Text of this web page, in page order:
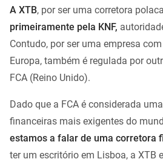
A XTB, por ser uma corretora
primeiramente pela KNF,
Contudo, por ser uma empresa
Europa, também é regulada por
FCA (Reino Unido).
Dado que a FCA é considerada
financeiras mais exigentes do
estamos a falar de uma corretora
ter um escritório em Lisboa, a XTB